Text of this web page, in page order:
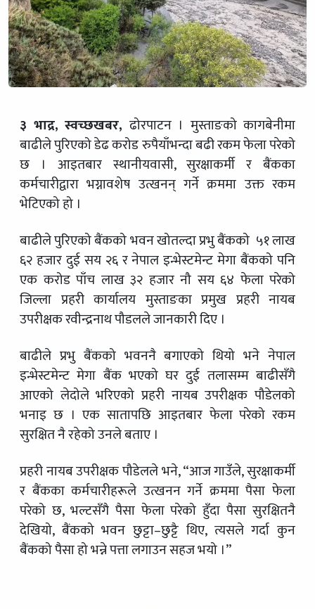
३ भाद्र, स्वच्छखबर, ढोरपाटन । मुस्ताङको कागबेनीमा
बाढीले पुरिएको डेढ करोड रुपैयाँभन्दा बढी रकम फेला परेको
छ । आइतबार स्थानीयवासी, सुरक्षाकर्मी र बैंकका
कर्मचारीद्वारा भग्नावशेष उत्खनन् गर्ने क्रममा उक्त रकम
भेटिएको हो ।
बाढीले पुरिएको बैंकको भवन खोतल्दा प्रभु बैंकको ५१ लाख
६२ हजार दुई सय २६ र नेपाल इन्भेस्टमेन्ट मेगा बैंकको पनि
एक करोड पाँच लाख ३२ हजार नौ सय ६४ फेला परेको
जिल्ला प्रहरी कार्यालय मुस्ताङका प्रमुख प्रहरी नायब
उपरीक्षक रवीन्द्रनाथ पौडलले जानकारी दिए ।
बाढीले प्रभु बैंकको भवननै बगाएको थियो भने नेपाल
इन्भेस्टमेन्ट मेगा बैंक भएको घर दुई तलासम्म बाढीसँगै
आएको लेदोले भरिएको प्रहरी नायब उपरीक्षक पौडेलको
भनाइ छ । एक सातापछि आइतबार फेला परेको रकम
सुरक्षित नै रहेको उनले बताए ।
प्रहरी नायब उपरीक्षक पौडेलले भने, “आज गाउँले, सुरक्षाकर्मी
र बैंकका कर्मचारीहरूले उत्खनन गर्ने क्रममा पैसा फेला
परेको छ, भल्टसँगै पैसा फेला परेको हुँदा पैसा सुरक्षितनै
देखियो, बैंकको भवन छुट्टा–छुट्टै थिए, त्यसले गर्दा कुन
बैंकको पैसा हो भन्ने पत्ता लगाउन सहज भयो ।”